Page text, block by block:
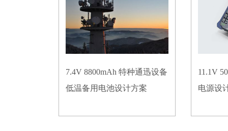
7.4V 8800mAh 特种通迅设备
低温备用电池设计方案
11.1V
电源设